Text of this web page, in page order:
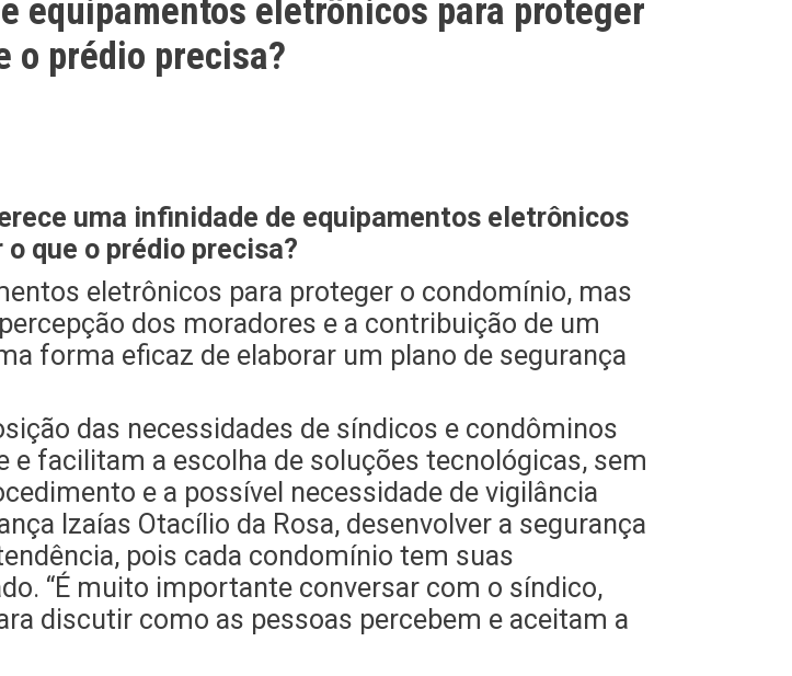
equipamentos eletrônicos para proteger
o prédio precisa?
uma infinidade de equipamentos eletrônicos
que o prédio precisa?
eletrônicos para proteger o condomínio, mas
dos moradores e a contribuição de um
forma eficaz de elaborar um plano de segurança
das necessidades de síndicos e condôminos
facilitam a escolha de soluções tecnológicas, sem
e a possível necessidade de vigilância
Izaías Otacílio da Rosa, desenvolver a segurança
pois cada condomínio tem suas
“É muito importante conversar com o síndico,
discutir como as pessoas percebem e aceitam a